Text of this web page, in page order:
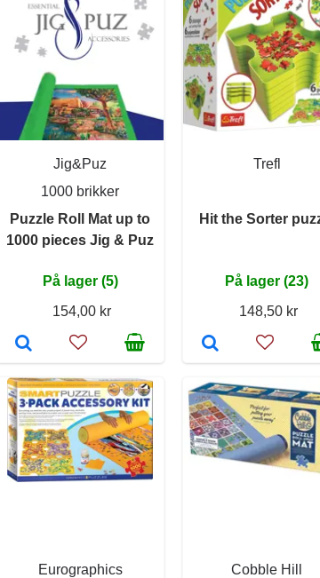
Jig&Puz
1000 brikker
Puzzle Roll Mat up to
1000 pieces Jig & Puz
På lager (5)
154,00 kr
Trefl
Hit the Sorter
På lager (23)
148,50 kr
Eurographics
Cobble Hill